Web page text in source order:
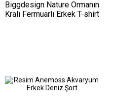
Biggdesign Nature Ormanın
Kralı Fermuarlı Erkek T-shirt